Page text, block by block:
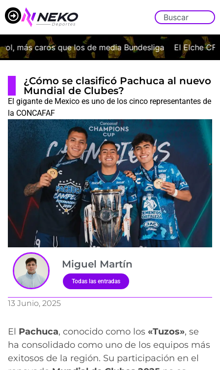
más caros que los de media Bundesliga El Elche CF
¿Cómo se clasificó Pachuca al nuevo
Mundial de Clubes?
El gigante de Mexico es uno de los cinco representantes de
la CONCAFAF
Miguel Martín
Todas las entradas
13 Junio, 2025
El Pachuca, conocido como los «Tuzos», se
ha consolidado como uno de los equipos más
exitosos de la región. Su participación en el